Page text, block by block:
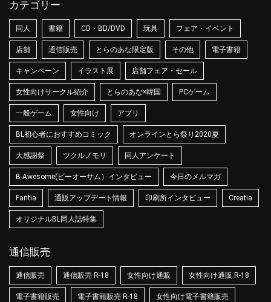
カテゴリー
同人 書籍 CD・BD/DVD 玩具 フェア・イベント
店舗 通信販売 とらのあな限定版 その他 電子書籍
キャンペーン イラスト展 店舗フェア・セール
女性向けサークル紹介 とらのあな×韓国 PCゲーム
一般ゲーム 女性向け アプリ
BL初心者におすすめコミック オンラインとら祭り2020夏
大感謝祭 ツクルノモリ 同人アンケート
B-Awesome(ビーオーサム）インタビュー 今日のメルマガ
Fantia 通販アップデート情報 印刷所インタビュー Creatia
オリジナルBL同人誌特集
通信販売
通信販売 通信販売 R-18 女性向け通販 女性向け通販 R-18
電子書籍販売 電子書籍販売 R-18 女性向け電子書籍販売